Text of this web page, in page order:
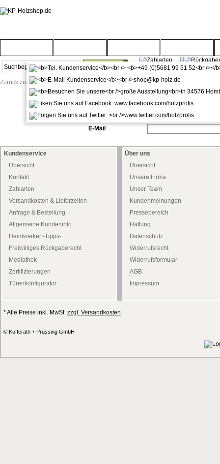
Zurück zur Startseite
Passwort vergessen?
Hier haben Sie die Möglichkeit, sich Ihr
per E-Mail an diese Adresse verschickt.
E-Mail
Kundenservice
Übersicht
Kontakt
Zahlarten
Versandkosten & Lieferzeiten
Anfrage & Bestellung
Allgemeine Kundeninfo
Heimwerker -Tipps-
Freiwilliges Rückgaberecht
Mediathek
Zertifizierungen
Türenkonfigurator
Über uns
Übersicht
Unsere Firma
Unser Team
Kundenmeinungen
Pressebereich
Haftung
Datenschutz
Widerrufsrecht
Widerrufsformular
AGB
Impressum
* Alle Preise inkl. MwSt. zzgl. Versandkosten
© Kufferath + Prüssing GmbH